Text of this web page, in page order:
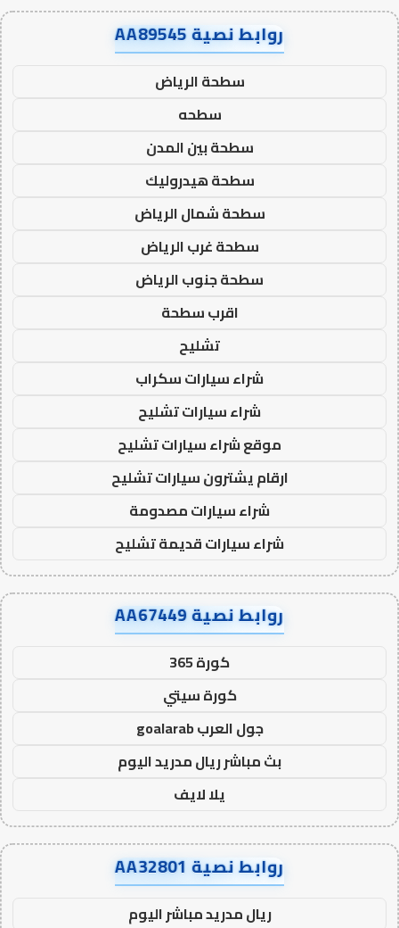
روابط نصية AA89545
سطحة الرياض
سطحه
سطحة بين المدن
سطحة هيدروليك
سطحة شمال الرياض
سطحة غرب الرياض
سطحة جنوب الرياض
اقرب سطحة
تشليح
شراء سيارات سكراب
شراء سيارات تشليح
موقع شراء سيارات تشليح
ارقام يشترون سيارات تشليح
شراء سيارات مصدومة
شراء سيارات قديمة تشليح
روابط نصية AA67449
كورة 365
كورة سيتي
جول العرب goalarab
بث مباشر ريال مدريد اليوم
يلا لايف
روابط نصية AA32801
ريال مدريد مباشر اليوم